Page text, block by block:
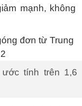
mạnh, không
tính trên 1,6